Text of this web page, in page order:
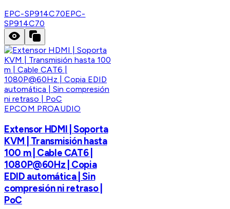
EPC-SP914C70EPC-
SP914C70
EPCOM PROAUDIO
Extensor HDMI | Soporta
KVM | Transmisión hasta
100 m | Cable CAT6 |
1080P@60Hz | Copia
EDID automática | Sin
compresión ni retraso |
PoC